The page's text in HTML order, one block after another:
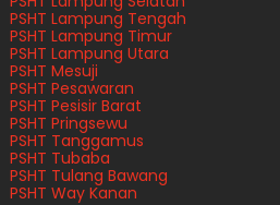
PSHT Lampung Tengah
PSHT Lampung Timur
PSHT Lampung Utara
PSHT Mesuji
PSHT Pesawaran
PSHT Pesisir Barat
PSHT Pringsewu
PSHT Tanggamus
PSHT Tubaba
PSHT Tulang Bawang
PSHT Way Kanan